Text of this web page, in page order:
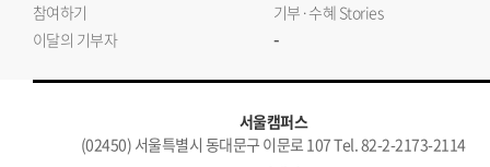
참여하기
기부·수혜 Stories
이달의 기부자
-
서울캠퍼스
(02450) 서울특별시 동대문구 이문로 107 Tel. 82-2-2173-2114